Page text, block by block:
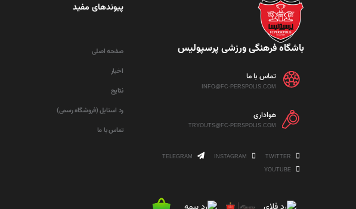
باشگاه فرهنگی ورزشی پرسپولیس
تماس با ما
INFO@FC-PERSPOLIS.COM
هواداری
TRYOUTS@FC-PERSPOLIS.COM
پیوندهای مفید
صفحه اصلی
اخبار
نتایج
رد استایل (فروشگاه رسمی)
تماس با ما